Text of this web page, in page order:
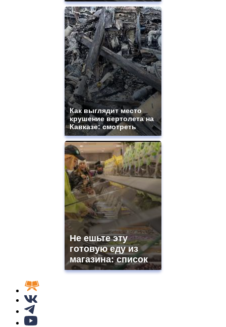
Как выглядит место
крушение вертолета на
Кавказе: смотреть
Не ешьте эту
готовую еду из
магазина: список